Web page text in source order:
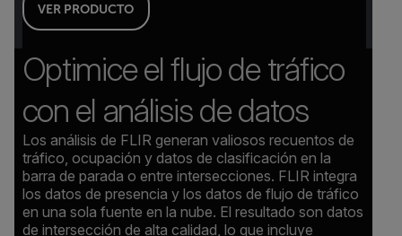
VER PRODUCTO
Optimice el flujo de tráfico
con el análisis de datos
Los análisis de FLIR generan valiosos recuentos de
tráfico, ocupación y datos de clasificación en la
barra de parada o entre intersecciones. FLIR integra
los datos de presencia y los datos de flujo de tráfico
en una sola fuente en la nube. El resultado son datos
de intersección de alta calidad, lo que incluye